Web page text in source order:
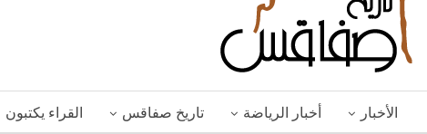
الأخبار أخبار الرياضة تاريخ صفاقس القراء يكتبون